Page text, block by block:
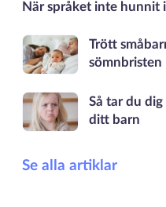
När språket inte hunnit
Trött
sömnbristen
Så tar du
ditt barn
Se alla artiklar